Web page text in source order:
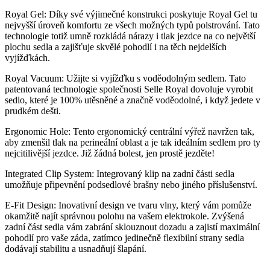
Royal Gel: Díky své výjimečné konstrukci poskytuje Royal Gel tu
nejvyšší úroveň komfortu ze všech možných typů polstrování. Tato
technologie totiž umně rozkládá nárazy i tlak jezdce na co největší
plochu sedla a zajišťuje skvělé pohodlí i na těch nejdelších
vyjížďkách.
Royal Vacuum: Užijte si vyjížďku s voděodolným sedlem. Tato
patentovaná technologie společnosti Selle Royal dovoluje vyrobit
sedlo, které je 100% utěsněné a značně voděodolné, i když jedete v
prudkém dešti.
Ergonomic Hole: Tento ergonomický centrální výřež navržen tak,
aby zmenšil tlak na perineální oblast a je tak ideálním sedlem pro ty
nejcitilivější jezdce. Již žádná bolest, jen prostě jezděte!
Integrated Clip System: Integrovaný klip na zadní části sedla
umožňuje připevnění podsedlové brašny nebo jiného příslušenství.
E-Fit Design: Inovativní design ve tvaru vlny, který vám pomůže
okamžitě najít správnou polohu na vašem elektrokole. Zvýšená
zadní část sedla vám zabrání sklouznout dozadu a zajistí maximální
pohodlí pro vaše záda, zatímco jedinečně flexibilní strany sedla
dodávají stabilitu a usnadňují šlapání.